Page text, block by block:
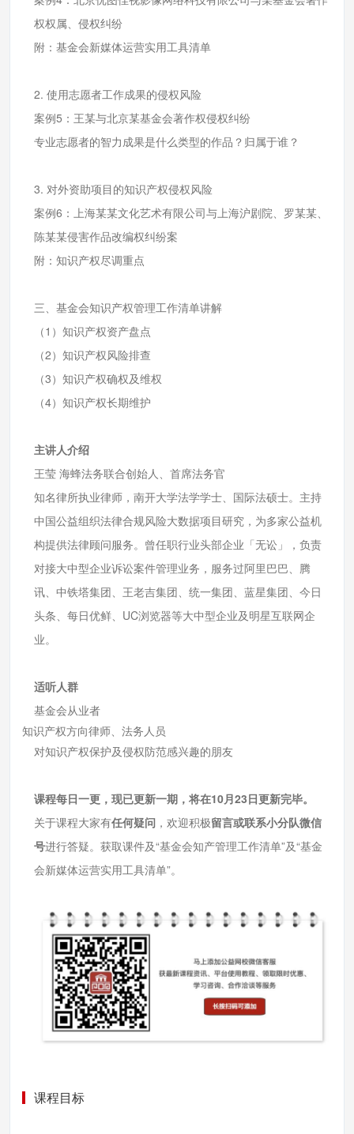
权权属、侵权纠纷
附：基金会新媒体运营实用工具清单
2. 使用志愿者工作成果的侵权风险
案例5：王某与北京某基金会著作权侵权纠纷
专业志愿者的智力成果是什么类型的作品？归属于谁？
3. 对外资助项目的知识产权侵权风险
案例6：上海某某文化艺术有限公司与上海沪剧院、罗某某、
陈某某侵害作品改编权纠纷案
附：知识产权尽调重点
三、基金会知识产权管理工作清单讲解
（1）知识产权资产盘点
（2）知识产权⻛险排查
（3）知识产权确权及维权
（4）知识产权⻓期维护
主讲人介绍
王莹 海蜂法务联合创始人、首席法务官
知名律所执业律师，南开大学法学学士、国际法硕士。主持
中国公益组织法律合规风险大数据项目研究，为多家公益机
构提供法律顾问服务。曾任职行业头部企业「无讼」，负责
对接大中型企业诉讼案件管理业务，服务过阿里巴巴、腾
讯、中铁塔集团、王老吉集团、统一集团、蓝星集团、今日
头条、每日优鲜、UC浏览器等大中型企业及明星互联网企
业。
适听人群
基金会从业者
知识产权方向律师、法务人员
对知识产权保护及侵权防范感兴趣的朋友
课程每日一更，现已更新一期，将在10月23日更新完毕。
关于课程大家有任何疑问 ，欢迎积极留言或联系小分队微信
号进行答疑。获取课件及“基金会知产管理工作清单”及“基金
会新媒体运营实用工具清单”。
课程目标